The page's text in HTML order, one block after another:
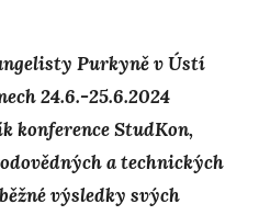
Purkyně v Ústí
24.6.-25.6.2024
konference StudKon,
a technických
výsledky svých